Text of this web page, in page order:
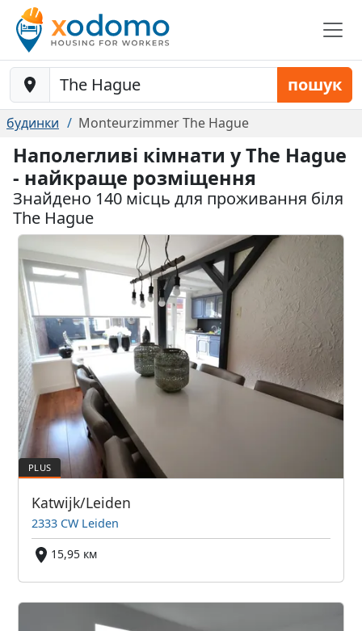
Baustelle-Location пошук
будинки Monteurzimmer The Hague
Наполегливі кімнати у The Hague
- найкраще розміщення
Знайдено 140 місць для проживання біля
The Hague
Katwijk/Leiden
2333 CW Leiden
15,95 км